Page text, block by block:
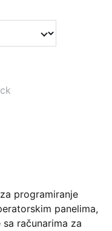
programiranje
panelima,
računarima za